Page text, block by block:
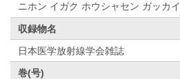
ニホン イガク ホウシャセン ガッカイ
収録物名
日本医学放射線学会雑誌
巻(号)